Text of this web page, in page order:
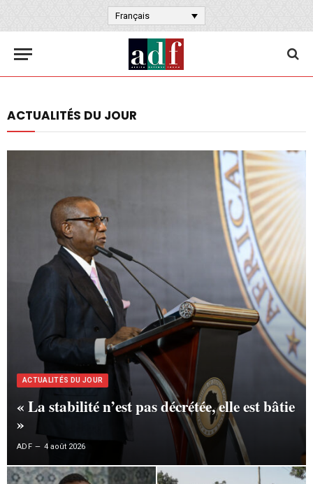
Français
ACTUALITÉS DU JOUR
ACTUALITÉS DU JOUR
« La stabilité n’est pas décrétée, elle est bâtie
»
ADF 4 août 2026